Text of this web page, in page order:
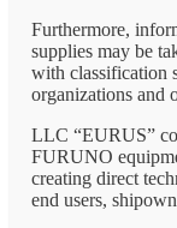
Furthermore,
supplies may be
with classification
organizations and
LLC “EURUS”
FURUNO
creating direct
end users,